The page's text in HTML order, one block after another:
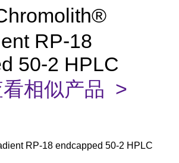
RP-18
50-2 HPLC
看相似产品 >
RP-18 endcapped 50-2 HPLC